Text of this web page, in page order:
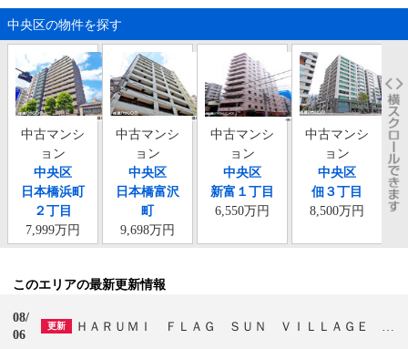
中央区の物件を探す
中古マンシ
ョン
中央区
日本橋浜町
２丁目
7,999万円
中古マンシ
ョン
中央区
日本橋富沢
町
9,698万円
中古マンシ
ョン
中央区
新富１丁目
6,550万円
中古マンシ
ョン
中央区
佃３丁目
8,500万円
このエリアの最新更新情報
08/
06
更新 ＨＡＲＵＭＩ ＦＬＡＧ ＳＵＮ ＶＩＬＬＡＧＥ Ｔ棟の物件情報を更新しました